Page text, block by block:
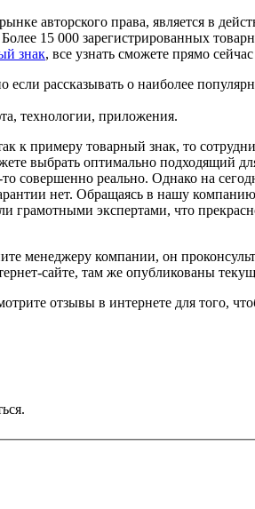
авторского права, является в
15 000 зарегистрированных
знак, все узнать сможете прямо
рассказывать о наиболее
технологии, приложения.
к примеру товарный знак, то
выбрать оптимально подходящий
совершенно реально. Однако на
нет. Обращаясь в нашу
грамотными экспертами, что
менеджеру компании, он
сайте, там же опубликованы
отзывы в интернете для того,